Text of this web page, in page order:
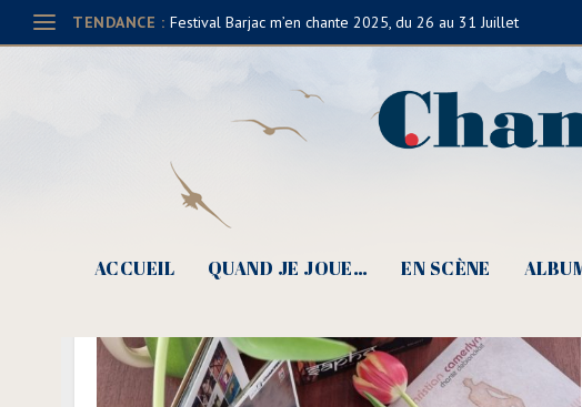
TENDANCE : Festival Barjac m’en chante 2025, du 26 au 31 Juillet
ACCUEIL QUAND JE JOUE… EN SCÈNE